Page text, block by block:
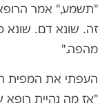
"תשמע," אמר
זה. שונא דם. שונא
מהפה."
העפתי את המפית
"אז מה נהיית רופא